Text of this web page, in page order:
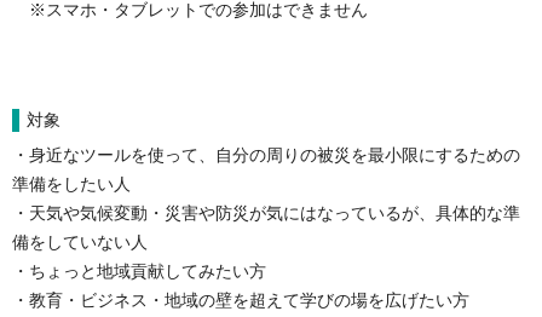
※スマホ・タブレットでの参加はできません
対象
・身近なツールを使って、自分の周りの被災を最小限にするための
準備をしたい人
・天気や気候変動・災害や防災が気にはなっているが、具体的な準
備をしていない人
・ちょっと地域貢献してみたい方
・教育・ビジネス・地域の壁を超えて学びの場を広げたい方